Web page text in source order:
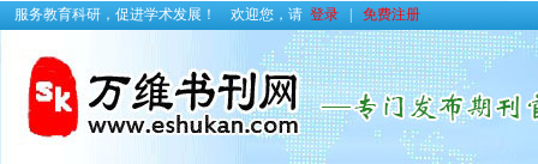
服务教育科研，促进学术发展！ 欢迎您，请 登录 免费注册